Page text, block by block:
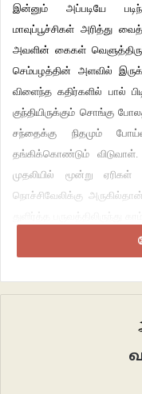
இன்னும் அப்படியே
மாவுப்பூச்சிகள் அரித்து
அவளின் கைகள்
செம்பழத்தின் அளவில்
விளைந்த கதிர்களில் பால்
குந்தியிருக்கும் சொங்கு
சந்தைக்கு நிதமும்
தங்கிக்கொண்டும்
முதலியில் மூன்று
நொச்சிவேலிக்கு
மரத்திற்கு அருகில்
மண்ணோடு புதைந்து போகும்
மரம் பாலை நிதமும்
ஈன்று கொடுத்த
காற்றுக்கு
தழையோடு சேர்ந்து வீசும்
கத்தும் சிசுவின் உடலில்